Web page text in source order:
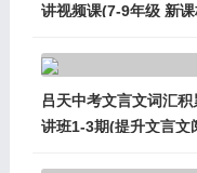
讲视频课(7-9年级 新课
吕天中考文言文词汇积
讲班1-3期(提升文言文